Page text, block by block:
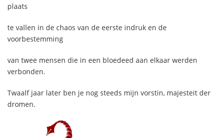
plaats
te vallen in de chaos van de eerste indruk en de
voorbestemming
van twee mensen die in een bloedeed aan elkaar werden
verbonden.
Twaalf jaar later ben je nog steeds mijn vorstin, majesteit der
dromen.